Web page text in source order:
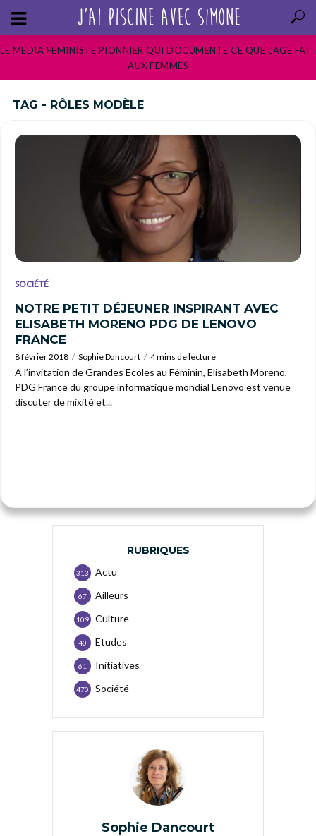
LE MEDIA FEMINISTE PIONNIER QUI DOCUMENTE CE QUE L’AGE FAIT
AUX FEMMES
TAG - RÔLES MODÈLE
SOCIÉTÉ
NOTRE PETIT DÉJEUNER INSPIRANT AVEC
ELISABETH MORENO PDG DE LENOVO
FRANCE
8 février 2018 Sophie Dancourt 4 mins de lecture
A l’invitation de Grandes Ecoles au Féminin, Elisabeth Moreno,
PDG France du groupe informatique mondial Lenovo est venue
discuter de mixité et...
RUBRIQUES
Actu
313
Ailleurs
67
Culture
109
Etudes
40
Initiatives
61
Société
470
Sophie Dancourt